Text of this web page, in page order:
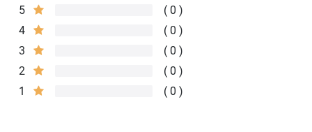
5
0
4
0
3
0
2
0
1
0